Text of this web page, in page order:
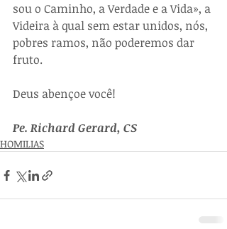
sou o Caminho, a Verdade e a Vida», a
Videira à qual sem estar unidos, nós,
pobres ramos, não poderemos dar
fruto.
Deus abençoe você!
Pe. Richard Gerard, CS
HOMILIAS